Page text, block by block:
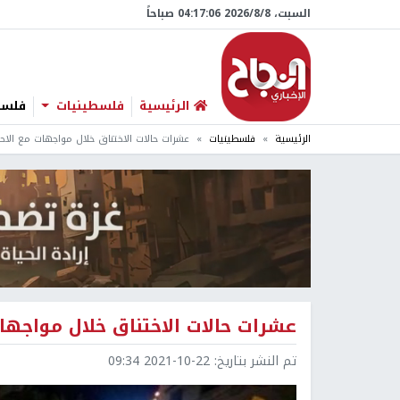
السبت، 8/‏8/‏2026 04:17:07 صباحاً
الرئيسية فلسطينيات
الرئيسية فلسطينيات عشرات حالات الاختناق خلال مواجهات مع
عشرات حالات الاختناق خلال
تم النشر بتاريخ: 2021-10-22 09:34